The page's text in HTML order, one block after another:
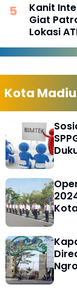
Kanit
Giat
Lokasi
Kota